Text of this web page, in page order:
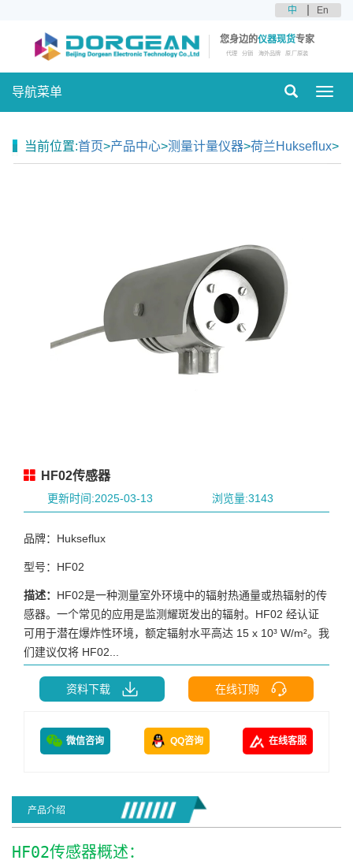
中 En
您身边的仪器现货专家
代理 分销 海外品牌 原厂原装
导航菜单
当前位置:首页>产品中心>测量计量仪器>荷兰Hukseflux>
HF02传感器
更新时间:2025-03-13 浏览量:3143
品牌：Hukseflux
型号：HF02
描述： HF02是一种测量室外环境中的辐射热通量或热辐射的传
感器。一个常见的应用是监测耀斑发出的辐射。HF02 经认证
可用于潜在爆炸性环境，额定辐射水平高达 15 x 10³ W/m²。我
们建议仅将 HF02...
资料下载 在线订购
微信咨询 QQ咨询 在线客服
产品介绍
HF02传感器概述：